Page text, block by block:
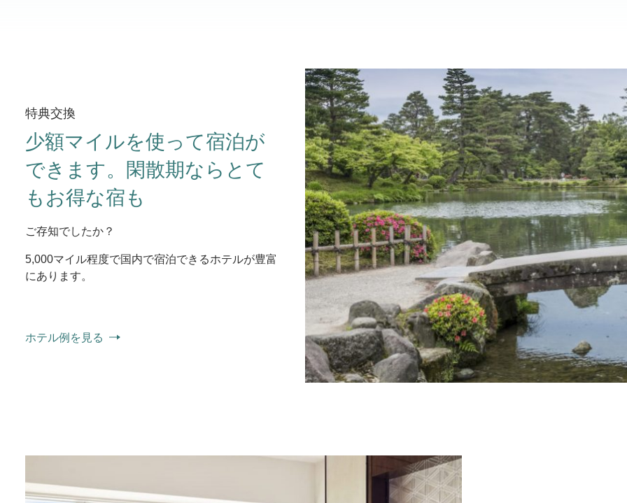
特典交換
少額マイルを使って宿泊が
できます。閑散期ならとて
もお得な宿も
ご存知でしたか？
5,000マイル程度で国内で宿泊できるホテルが豊富
にあります。
ホテル例を見る